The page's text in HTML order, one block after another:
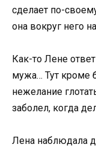
сделает по-
она вокруг него
Как-то Лене
мужа… Тут кроме
нежелание
заболел, когда
Лена наблюдала